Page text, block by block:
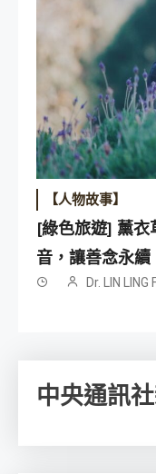
【人物故事】
[綠色旅遊] 薰衣
音，讓善念永續
Dr. LIN LING
中央通訊